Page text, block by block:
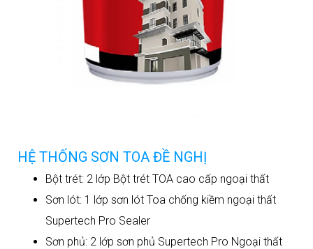
HỆ THỐNG SƠN TOA ĐỀ NGHỊ
Bột trét: 2 lớp Bột trét TOA cao cấp ngoại thất
Sơn lót: 1 lớp sơn lót Toa chống kiềm ngoại thất
Supertech Pro Sealer
Sơn phủ: 2 lớp sơn phủ Supertech Pro Ngoại thất